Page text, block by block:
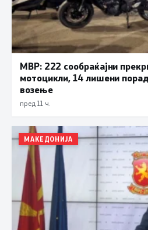
МВР: 222 сообраќајни
мотоцикли, 14 лишени
возење
пред 11 ч.
МАКЕДОНИЈА